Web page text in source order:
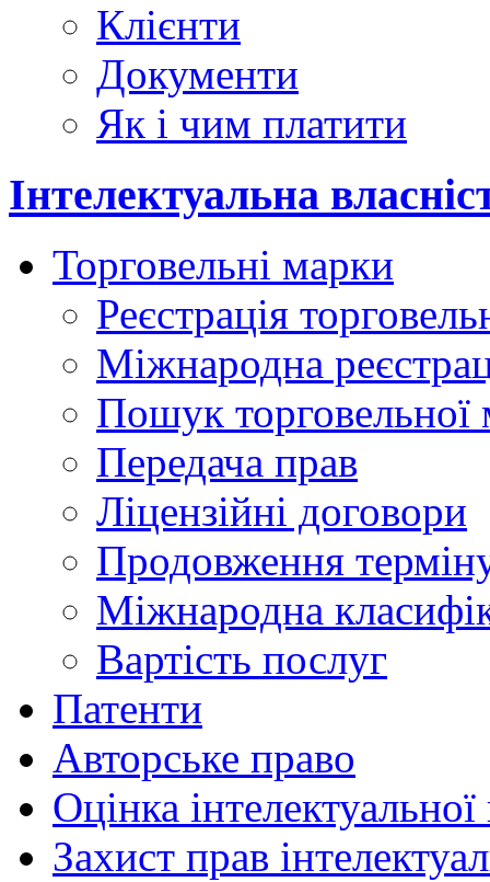
Клієнти
Документи
Як і чим платити
Інтелектуальна
Торговельні марки
Реєстрація
Міжнародна
Пошук торговельної
Передача прав
Ліцензійні договори
Продовження
Міжнародна
Вартість послуг
Патенти
Авторське право
Оцінка інтелектуальної
Захист прав